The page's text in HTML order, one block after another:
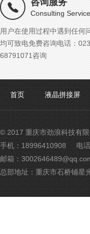
咨询服务
Consulting Service
用户在使用过程中遇到任何
均可致电免费咨询电话：
68791071咨询
首页 液晶拼接屏
© 2017 重庆市劲浪科技有
手机：18996410908
电
邮箱：
总部地址：重庆市石桥铺星